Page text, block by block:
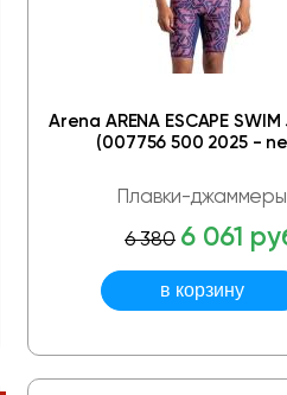
Arena ARENA ESCAPE SWIM
(007756 500 2025 -
Плавки-джаммеры
6 380 6 061